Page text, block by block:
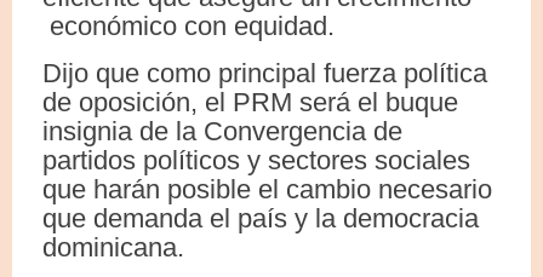
económico con equidad.
Dijo que como principal fuerza política
de oposición, el PRM será el buque
insignia de la Convergencia de
partidos políticos y sectores sociales
que harán posible el cambio necesario
que demanda el país y la democracia
dominicana.